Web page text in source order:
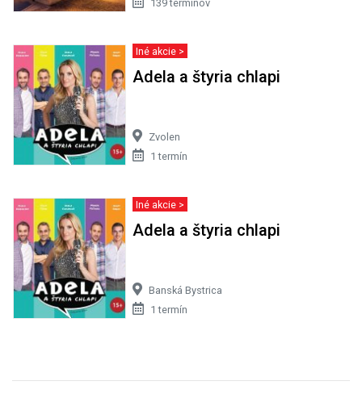
139 termínov
Iné akcie >
Adela a štyria chlapi
Zvolen
1 termín
Iné akcie >
Adela a štyria chlapi
Banská Bystrica
1 termín